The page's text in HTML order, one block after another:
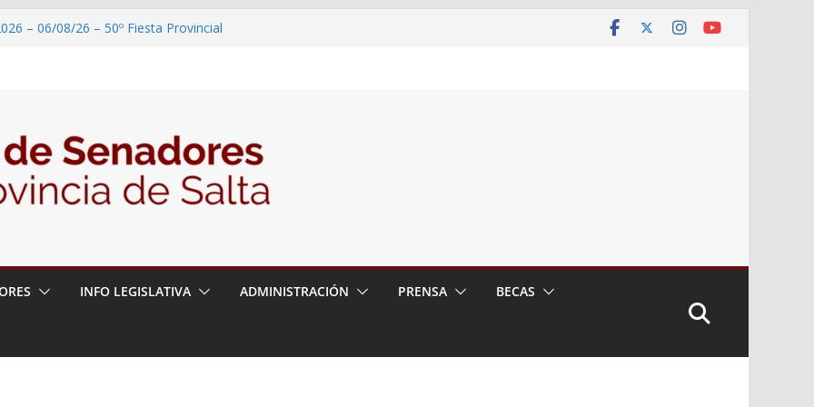
– 06/08/26 – 50º Fiesta Provincial
del Dr. Víctor Alfredo Frías
– 06/08/26 – 82° Edición de la Expo
– 06/08/26 – “Historia y memoria
del pueblo Kolla en el municipio de
INFO LEGISLATIVA ADMINISTRACIÓN PRENSA BECAS